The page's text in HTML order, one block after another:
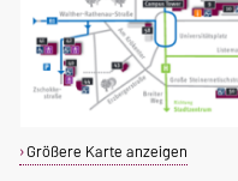
Größere Karte anzeigen